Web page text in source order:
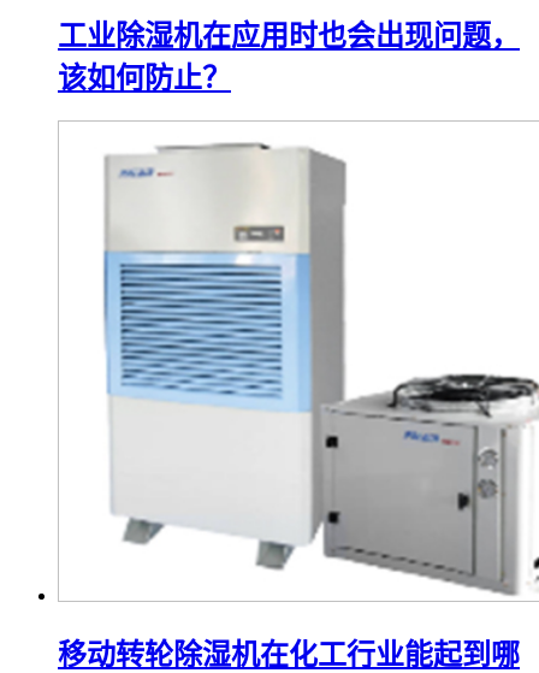
工业除湿机在应用时也会出现问题，
该如何防止？
移动转轮除湿机在化工行业能起到哪